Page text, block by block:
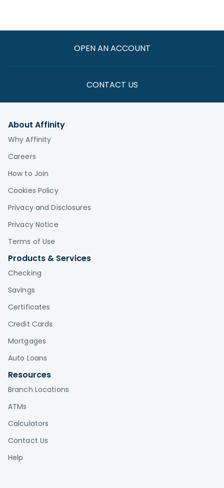
OPEN AN ACCOUNT
CONTACT US
About Affinity
Why Affinity
Careers
How to Join
Cookies Policy
Privacy and Disclosures
Privacy Notice
Terms of Use
Products & Services
Checking
Savings
Certificates
Credit Cards
Mortgages
Auto Loans
Resources
Branch Locations
ATMs
Calculators
Contact Us
Help